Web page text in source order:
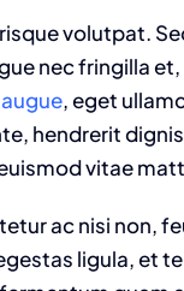
volutpat.
nec fringilla
, eget
hendrerit
vitae
ac nisi non,
ligula, et